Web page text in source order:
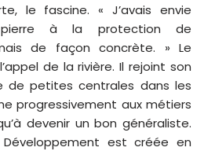
le fascine. « J’avais envie
pierre à la protection de
de façon concrète. » Le
de la rivière. Il rejoint son
de petites centrales dans les
progressivement aux métiers
devenir un bon généraliste.
Développement est créée en